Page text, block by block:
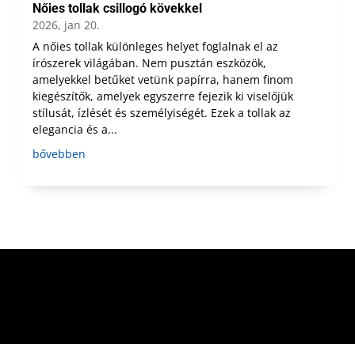
Nőies tollak csillogó kövekkel
2026, jan 20.
A nőies tollak különleges helyet foglalnak el az
írószerek világában. Nem pusztán eszközök,
amelyekkel betűket vetünk papírra, hanem finom
kiegészítők, amelyek egyszerre fejezik ki viselőjük
stílusát, ízlését és személyiségét. Ezek a tollak az
elegancia és a...
bővebben